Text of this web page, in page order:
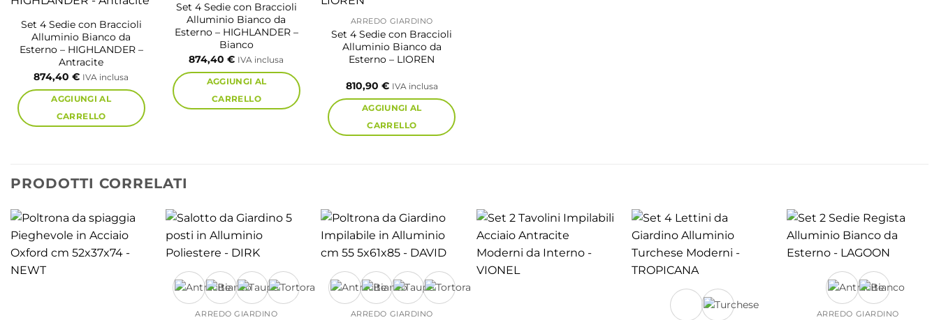
Set 4 Sedie con Braccioli
Alluminio Bianco da
Esterno – HIGHLANDER –
Antracite
874,40€ IVA inclusa
AGGIUNGI AL
CARRELLO
Set 4 Sedie con Braccioli
Alluminio Bianco da
Esterno – HIGHLANDER –
Bianco
874,40€ IVA inclusa
AGGIUNGI AL
CARRELLO
ARREDO GIARDINO
Set 4 Sedie con Braccioli
Alluminio Bianco da
Esterno – LIOREN
810,90 € IVA inclusa
AGGIUNGI AL
CARRELLO
PRODOTTI CORRELATI
ARREDO GIARDINO ARREDO GIARDINO ARREDO GIARDINO